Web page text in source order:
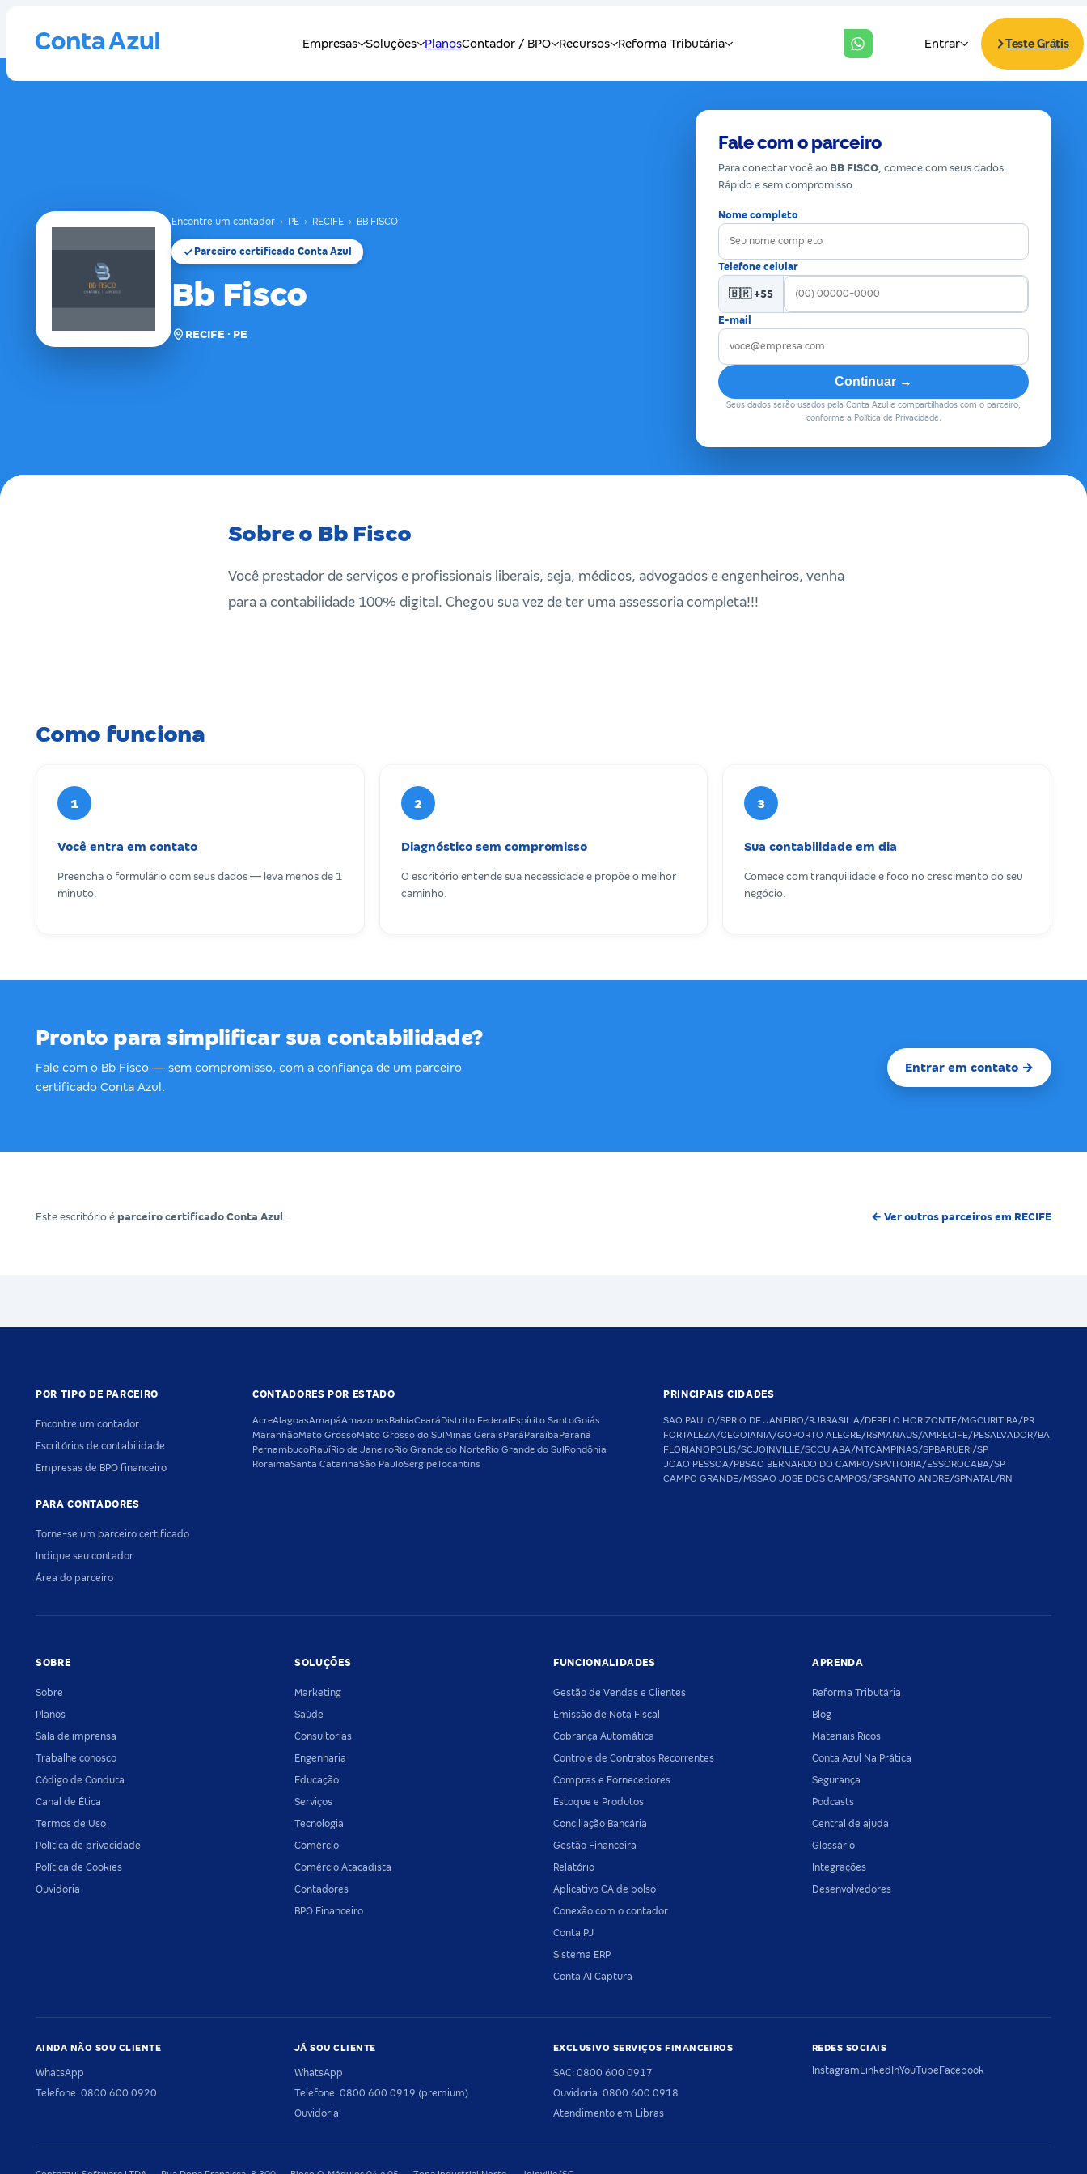
Encontre um contador › PE › RECIFE › BB FISCO
Parceiro certificado Conta Azul
Bb Fisco
RECIFE · PE
Fale com o parceiro
Para conectar você ao BB FISCO, comece com seus dados.
Rápido e sem compromisso.
Nome completo
Telefone celular
🇧🇷 +55
E-mail
Continuar →
Seus dados serão usados pela Conta Azul e compartilhados com o parceiro,
conforme a Política de Privacidade.
Sobre o Bb Fisco
Você prestador de serviços e profissionais liberais, seja, médicos, advogados e engenheiros, venha
para a contabilidade 100% digital. Chegou sua vez de ter uma assessoria completa!!!
Como funciona
1
Você entra em contato
Preencha o formulário com seus dados — leva menos de 1
minuto.
2
Diagnóstico sem compromisso
O escritório entende sua necessidade e propõe o melhor
caminho.
3
Sua contabilidade em dia
Comece com tranquilidade e foco no crescimento do seu
negócio.
Pronto para simplificar sua contabilidade?
Fale com o Bb Fisco — sem compromisso, com a confiança de um parceiro
certificado Conta Azul.
Entrar em contato →
Este escritório é parceiro certificado Conta Azul . ← Ver outros parceiros em RECIFE
POR TIPO DE PARCEIRO
Encontre um contador
Escritórios de contabilidade
Empresas de BPO financeiro
PARA CONTADORES
Torne-se um parceiro certificado
Indique seu contador
Área do parceiro
CONTADORES POR ESTADO
AcreAlagoasAmapáAmazonasBahiaCearáDistrito FederalEspírito SantoGoiás
MaranhãoMato GrossoMato Grosso do SulMinas GeraisParáParaíbaParaná
PernambucoPiauíRio de JaneiroRio Grande do NorteRio Grande do SulRondônia
RoraimaSanta CatarinaSão PauloSergipeTocantins
PRINCIPAIS CIDADES
SAO PAULO/SPRIO DE JANEIRO/RJBRASILIA/DFBELO HORIZONTE/MGCURITIBA/PR
FORTALEZA/CEGOIANIA/GOPORTO ALEGRE/RSMANAUS/AMRECIFE/PESALVADOR/BA
FLORIANOPOLIS/SCJOINVILLE/SCCUIABA/MTCAMPINAS/SPBARUERI/SP
JOAO PESSOA/PBSAO BERNARDO DO CAMPO/SPVITORIA/ESSOROCABA/SP
CAMPO GRANDE/MSSAO JOSE DOS CAMPOS/SPSANTO ANDRE/SPNATAL/RN
SOBRE
Sobre
Planos
Sala de imprensa
Trabalhe conosco
Código de Conduta
Canal de Ética
Termos de Uso
Política de privacidade
Política de Cookies
Ouvidoria
SOLUÇÕES
Marketing
Saúde
Consultorias
Engenharia
Educação
Serviços
Tecnologia
Comércio
Comércio Atacadista
Contadores
BPO Financeiro
FUNCIONALIDADES
Gestão de Vendas e Clientes
Emissão de Nota Fiscal
Cobrança Automática
Controle de Contratos Recorrentes
Compras e Fornecedores
Estoque e Produtos
Conciliação Bancária
Gestão Financeira
Relatório
Aplicativo CA de bolso
Conexão com o contador
Conta PJ
Sistema ERP
Conta AI Captura
APRENDA
Reforma Tributária
Blog
Materiais Ricos
Conta Azul Na Prática
Segurança
Podcasts
Central de ajuda
Glossário
Integrações
Desenvolvedores
AINDA NÃO SOU CLIENTE
WhatsApp
Telefone: 0800 600 0920
JÁ SOU CLIENTE
WhatsApp
Telefone: 0800 600 0919 (premium)
Ouvidoria
EXCLUSIVO SERVIÇOS FINANCEIROS
SAC: 0800 600 0917
Ouvidoria: 0800 600 0918
Atendimento em Libras
REDES SOCIAIS
InstagramLinkedInYouTubeFacebook